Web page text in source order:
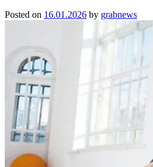
Posted on 16.01.2026 by grabnews